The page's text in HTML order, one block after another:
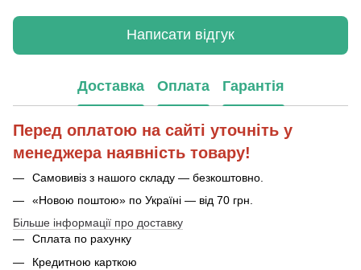
Написати відгук
Доставка Оплата Гарантія
Перед оплатою на сайті уточніть у
менеджера наявність товару!
Самовивіз з нашого складу — безкоштовно.
«Новою поштою» по Україні — від 70 грн.
Більше інформації про доставку
Сплата по рахунку
Кредитною карткою